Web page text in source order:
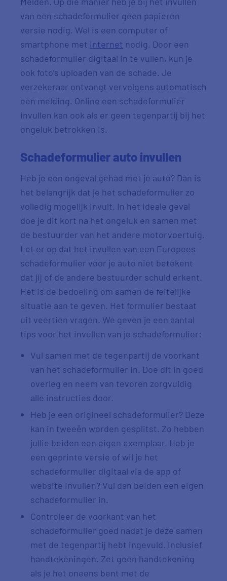
van een schadeformulier geen papieren
versie nodig. Wel is een computer of
smartphone met internet nodig. Door een
schadeformulier digitaal in te vullen, kun je
ook foto’s uploaden van de schade. Je
verzekeraar ontvangt vervolgens automatisch
een melding. Online een schadeformulier
invullen kan ook als er geen tegenpartij bij het
ongeluk betrokken is.
Schadeformulier auto invullen
Heb je een ongeval gehad met je auto? Dan is
het belangrijk dat je het schadeformulier zo
volledig mogelijk invult. In het ideale geval
doe je dit kort na het ongeluk en samen met
de bestuurder van het andere motorvoertuig.
Let er op dat het invullen van een Europees
schadeformulier voor je auto niet betekent
dat jij of de andere bestuurder schuld erkent.
Het is de bedoeling om samen de feitelijke
situatie aan te geven. Het formulier bestaat
uit veertien vragen. We geven je een aantal
tips voor het invullen van je schadeformulier:
Vul samen met de tegenpartij de voorkant
van het schadeformulier in. Doe dit in goed
overleg en neem van tevoren zorgvuldig
alle instructies door.
Heb je een origineel schadeformulier? Deze
kan in tweeën worden gesplitst. Zo hebben
jullie beiden een eigen exemplaar. Heb je
een geprinte versie of wil je het
schadeformulier digitaal via de app of
website invullen? Vul dan beiden een eigen
schadeformulier in.
Controleer de voorkant van het
schadeformulier goed nadat je deze samen
met de tegenpartij hebt ingevuld. Inclusief
handtekeningen. Zet geen handtekening
als je het oneens bent met de